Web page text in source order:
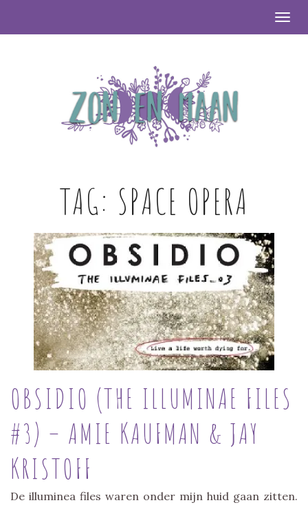
TAG: SPACE OPERA
OBSIDIO (THE ILLUMINAE FILES
#3) – AMIE KAUFMAN & JAY
KRISTOFF
De illuminea files waren onder mijn huid gaan zitten.